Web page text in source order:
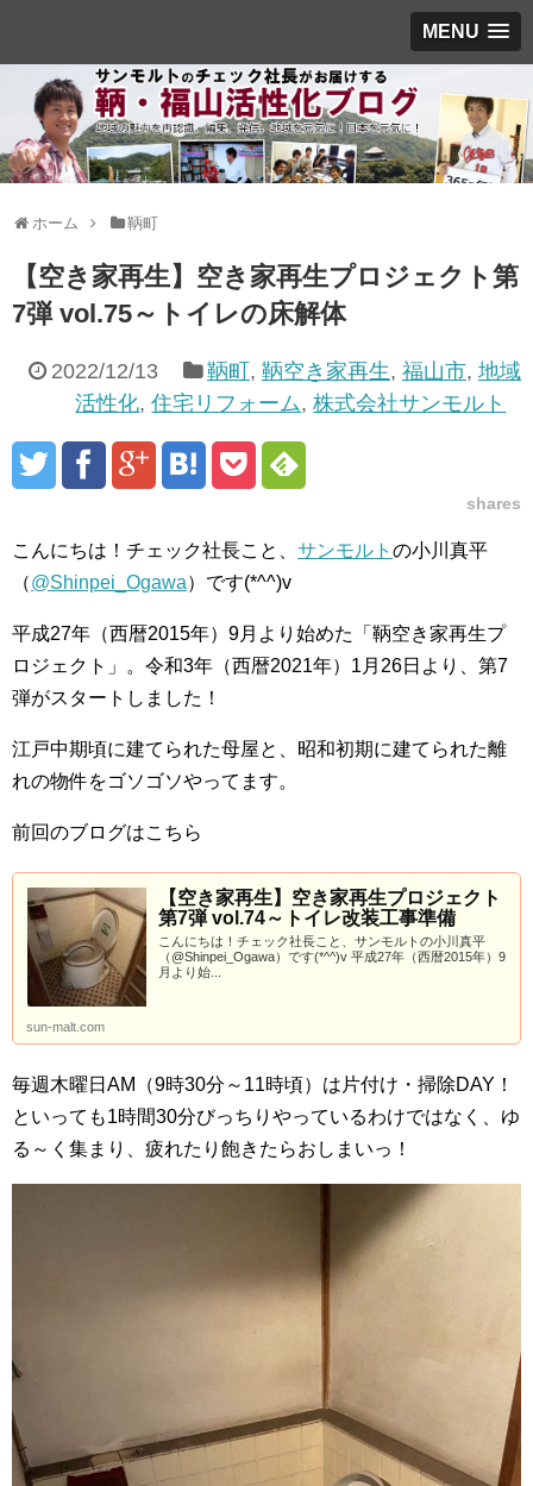
MENU
ホーム 鞆町
【空き家再生】空き家再生プロジェクト第
7弾 vol.75～トイレの床解体
2022/12/13 鞆町 , 鞆空き家再生, 福山市, 地域
活性化,住宅リフォーム,株式会社サンモルト
shares
こんにちは！チェック社長こと、 サンモルト の小川真平
（@Shinpei_Ogawa）です(*^^)v
平成27年（西暦2015年）9月より始めた「鞆空き家再生プ
ロジェクト」。令和3年（西暦2021年）1月26日より、第7
弾がスタートしました！
江戸中期頃に建てられた母屋と、昭和初期に建てられた離
れの物件をゴソゴソやってます。
前回のブログはこちら
【空き家再生】空き家再生プロジェクト
第7弾 vol.74～トイレ改装工事準備
こんにちは！チェック社長こと、サンモルトの小川真平
（@Shinpei_Ogawa）です(*^^)v 平成27年（西暦2015年）9
月より始...
sun-malt.com
毎週木曜日AM（9時30分～11時頃）は片付け・掃除DAY！
といっても1時間30分びっちりやっているわけではなく、ゆ
る～く集まり、疲れたり飽きたらおしまいっ！